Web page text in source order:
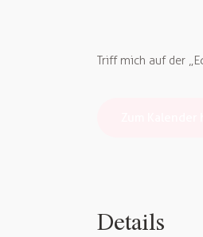
Triff mich auf der
Details